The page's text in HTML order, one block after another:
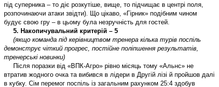
під суперника – то діє розкутіше, вище, то підчищає в центрі поля,
розпочинаючи атаки звідти). Що цікаво, «Гірник» подібним чином
будує свою гру – в цьому була незручність для гостей.
5. Накопичувальний критерій – 5
(якщо команда під керівництвом тренера кілька турів поспіль
демонструє чіткий прогрес, постійне поліпшення результатів,
тренерські новинки)
Після поразки від «ВПК-Агро» рівно місяць тому «Альнс» не
втратив жодного очка та вибився в лідери в Другій лізі й пройшов далі
в кубку. Сім перемог поспіль із загальним рахунком 25:4 здобув